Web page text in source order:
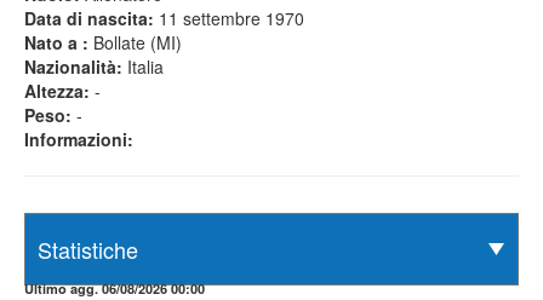
Data di nascita: 11 settembre 1970
Nato a : Bollate (MI)
Nazionalità: Italia
Altezza: -
Peso: -
Informazioni:
Ultimo agg. 06/08/2026 00:00